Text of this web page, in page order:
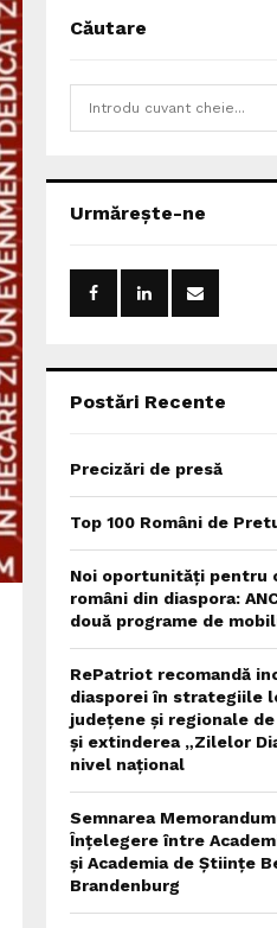
Căutare
h
o
:
Urmărește-ne
Postări Recente
Precizări de presă
Top 100 Români de
Noi oportunități pentru
români din diaspora:
două programe de
RePatriot recomandă
diasporei în strategiile
județene și regionale
și extinderea „Zilelor
nivel național
Semnarea
Înțelegere între
și Academia de Științe
Brandenburg